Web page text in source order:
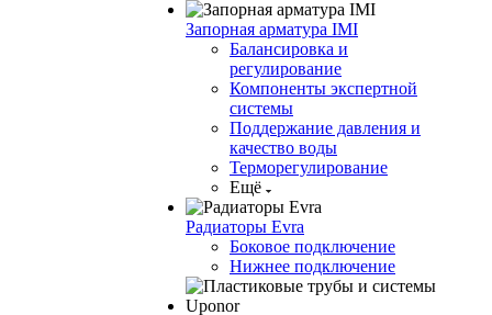
Запорная арматура IMI
Балансировка и
регулирование
Компоненты экспертной
системы
Поддержание давления и
качество воды
Терморегулирование
Ещё
Радиаторы Evra
Боковое подключение
Нижнее подключение